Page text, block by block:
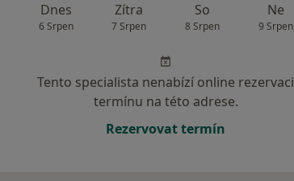
Dnes
6 Srpen
Zítra
7 Srpen
So
8 Srpen
Ne
9 Srpen
Tento specialista nenabízí online rezervaci
termínu na této adrese.
Rezervovat termín